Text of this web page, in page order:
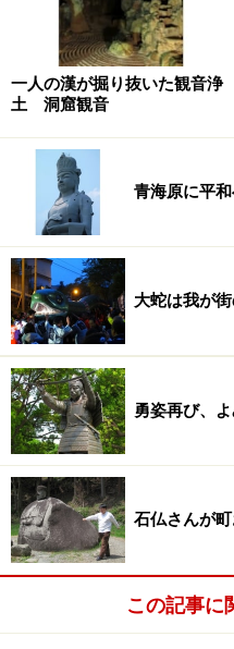
一人の漢が掘り抜いた観音浄
土 洞窟観音
青海原に平
大蛇は我が
勇姿再び、
石仏さんが
この記事に